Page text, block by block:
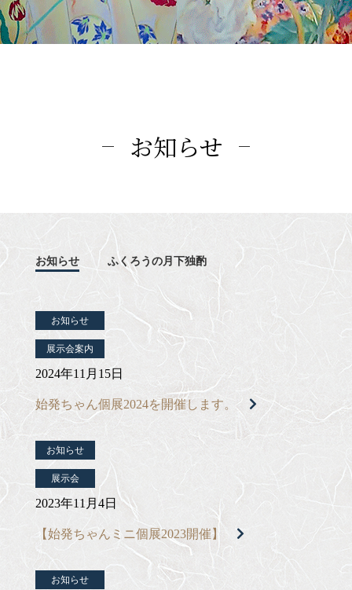
お知らせ
お知らせ ふくろうの月下独酌
お知らせ
展示会案内
2024年11月15日
始発ちゃん個展2024を開催します。
お知らせ
展示会
2023年11月4日
【始発ちゃんミニ個展2023開催】
お知らせ